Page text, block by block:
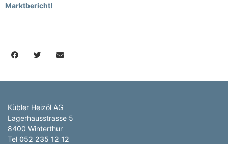
Marktbericht!
Kübler Heizöl AG
Lagerhausstrasse 5
8400 Winterthur
Tel 052 235 12 12